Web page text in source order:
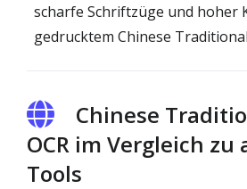
scharfe Schriftzüge und hoher
gedrucktem Chinese
Chinese
OCR im Vergleich zu
Tools